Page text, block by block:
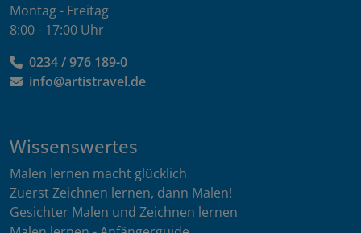
Montag - Freitag
8:00 - 17:00 Uhr
0234 / 976 189-0
info@artistravel.de
Wissenswertes
Malen lernen macht glücklich
Zuerst Zeichnen lernen, dann Malen!
Gesichter Malen und Zeichnen lernen